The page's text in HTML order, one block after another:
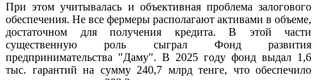
При этом учитывалась и объективная проблема залогового
обеспечения. Не все фермеры располагают активами в объеме,
достаточном для получения кредита. В этой части
существенную роль сыграл Фонд развития
предпринимательства "Даму". В 2025 году фонд выдал 1,6
тыс. гарантий на сумму 240,7 млрд тенге, что обеспечило